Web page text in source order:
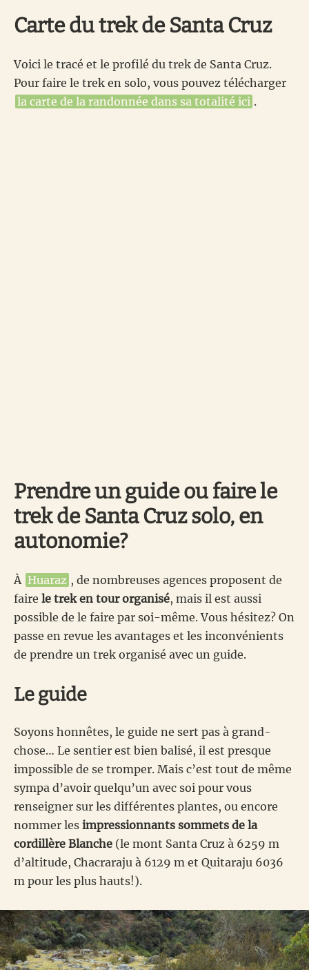
Carte du trek de Santa Cruz
Voici le tracé et le profilé du trek de Santa Cruz.
Pour faire le trek en solo, vous pouvez télécharger
la carte de la randonnée dans sa totalité ici .
Prendre un guide ou faire le
trek de Santa Cruz solo, en
autonomie?
À Huaraz , de nombreuses agences proposent de
faire le trek en tour organisé, mais il est aussi
possible de le faire par soi-même. Vous hésitez? On
passe en revue les avantages et les inconvénients
de prendre un trek organisé avec un guide.
Le guide
Soyons honnêtes, le guide ne sert pas à grand-
chose… Le sentier est bien balisé, il est presque
impossible de se tromper. Mais c’est tout de même
sympa d’avoir quelqu’un avec soi pour vous
renseigner sur les différentes plantes, ou encore
nommer les impressionnants sommets de la
cordillère Blanche (le mont Santa Cruz à 6259 m
d’altitude, Chacraraju à 6129 m et Quitaraju 6036
m pour les plus hauts!).